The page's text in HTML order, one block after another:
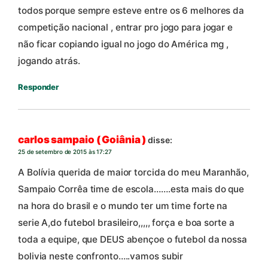
todos porque sempre esteve entre os 6 melhores da
competição nacional , entrar pro jogo para jogar e
não ficar copiando igual no jogo do América mg ,
jogando atrás.
Responder
carlos sampaio ( Goiânia ) disse:
25 de setembro de 2015 às 17:27
A Bolívia querida de maior torcida do meu Maranhão,
Sampaio Corrêa time de escola…….esta mais do que
na hora do brasil e o mundo ter um time forte na
serie A,do futebol brasileiro,,,,, força e boa sorte a
toda a equipe, que DEUS abençoe o futebol da nossa
bolivia neste confronto…..vamos subir